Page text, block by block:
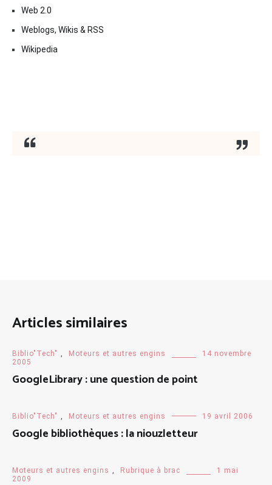
Web 2.0
Weblogs, Wikis & RSS
Wikipedia
Articles similaires
Biblio"Tech" , Moteurs et autres engins
14 novembre
2005
GoogleLibrary : une question de point
Biblio"Tech" , Moteurs et autres engins 19 avril 2006
Google bibliothèques : la niouzletteur
Moteurs et autres engins , Rubrique à brac
1 mai
2009